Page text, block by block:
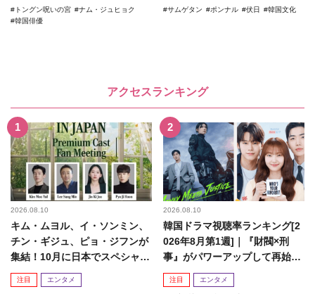
トングン呪いの宮
ナム・ジュヒョク
韓国俳優
サムゲタン ポンナル 伏日 韓国文化
アクセスランキング
2026.08.10
キム・ムヨル、イ・ソンミン、
チン・ギジュ、ピョ・ジフンが
集結！10月に日本でスペシャル
ファンミーティング開催決...
注目 エンタメ
2026.08.10
韓国ドラマ視聴率ランキング[2
026年8月第1週]｜『財閥×刑
事』がパワーアップして再始
動！
注目 エンタメ